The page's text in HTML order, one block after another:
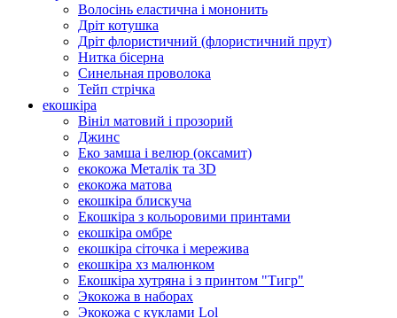
Волосінь еластична і мононить
Дріт котушка
Дріт флористичний (флористичний прут)
Нитка бісерна
Синельная проволока
Тейп стрічка
екошкіра
Вініл матовий і прозорий
Джинс
Еко замша і велюр (оксамит)
екокожа Металік та 3D
екокожа матова
екошкіра блискуча
Екошкіра з кольоровими принтами
екошкіра омбре
екошкіра сіточка і мережива
екошкіра хз малюнком
Екошкіра хутряна і з принтом "Тигр"
Экокожа в наборах
Экокожа с куклами Lol